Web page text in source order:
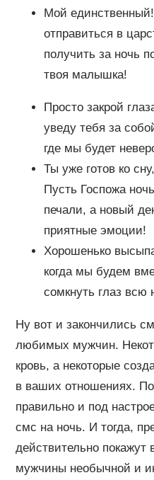
Мой
отправиться в
получить за ночь
твоя малышка!
Просто закрой
уведу тебя за
где мы будет
Ты уже готов ко
Пусть Госпожа
печали, а новый
приятные эмоции!
Хорошенько
когда мы будем
сомкнуть глаз всю
Ну вот и закончились
любимых мужчин.
кровь, а некоторые
в ваших отношениях.
правильно и под
смс на ночь. И тогда,
действительно покажут
мужчины необычной и